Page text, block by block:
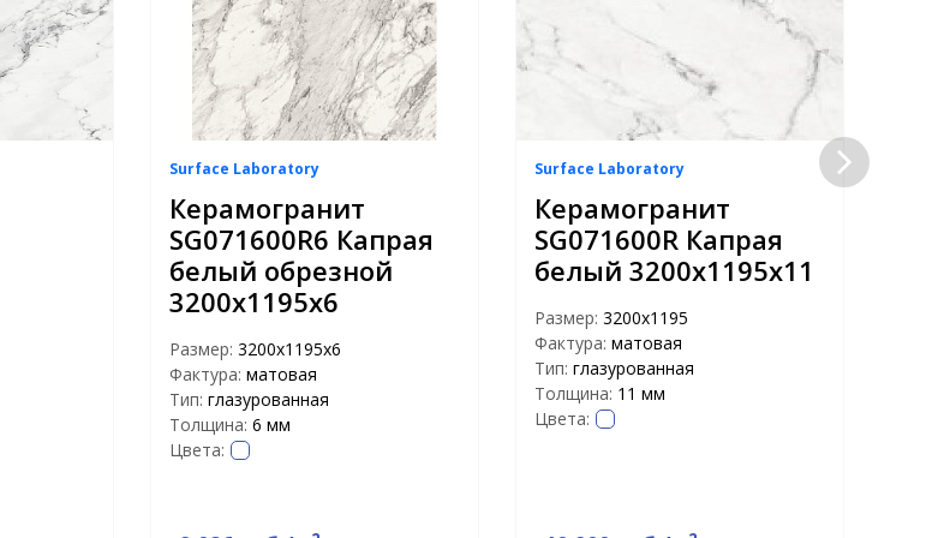
Surface Laboratory
Керамогранит
SG071600R6 Капрая
белый обрезной
3200х1195х6
Размер: 3200х1195х6
Фактура: матовая
Тип: глазурованная
Толщина: 6 мм
Цвета:
Surface Laboratory
Керамогранит
SG071600R Капрая
белый 3200х1195х11
Размер: 3200x1195
Фактура: матовая
Тип: глазурованная
Толщина: 11 мм
Цвета: